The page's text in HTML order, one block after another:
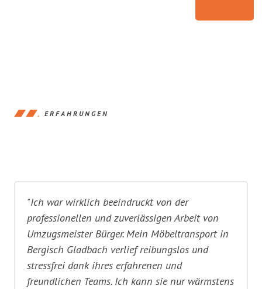
ERFAHRUNGEN
"Ich war wirklich beeindruckt von der
professionellen und zuverlässigen Arbeit von
Umzugsmeister Bürger. Mein Möbeltransport in
Bergisch Gladbach verlief reibungslos und
stressfrei dank ihres erfahrenen und
freundlichen Teams. Ich kann sie nur wärmstens